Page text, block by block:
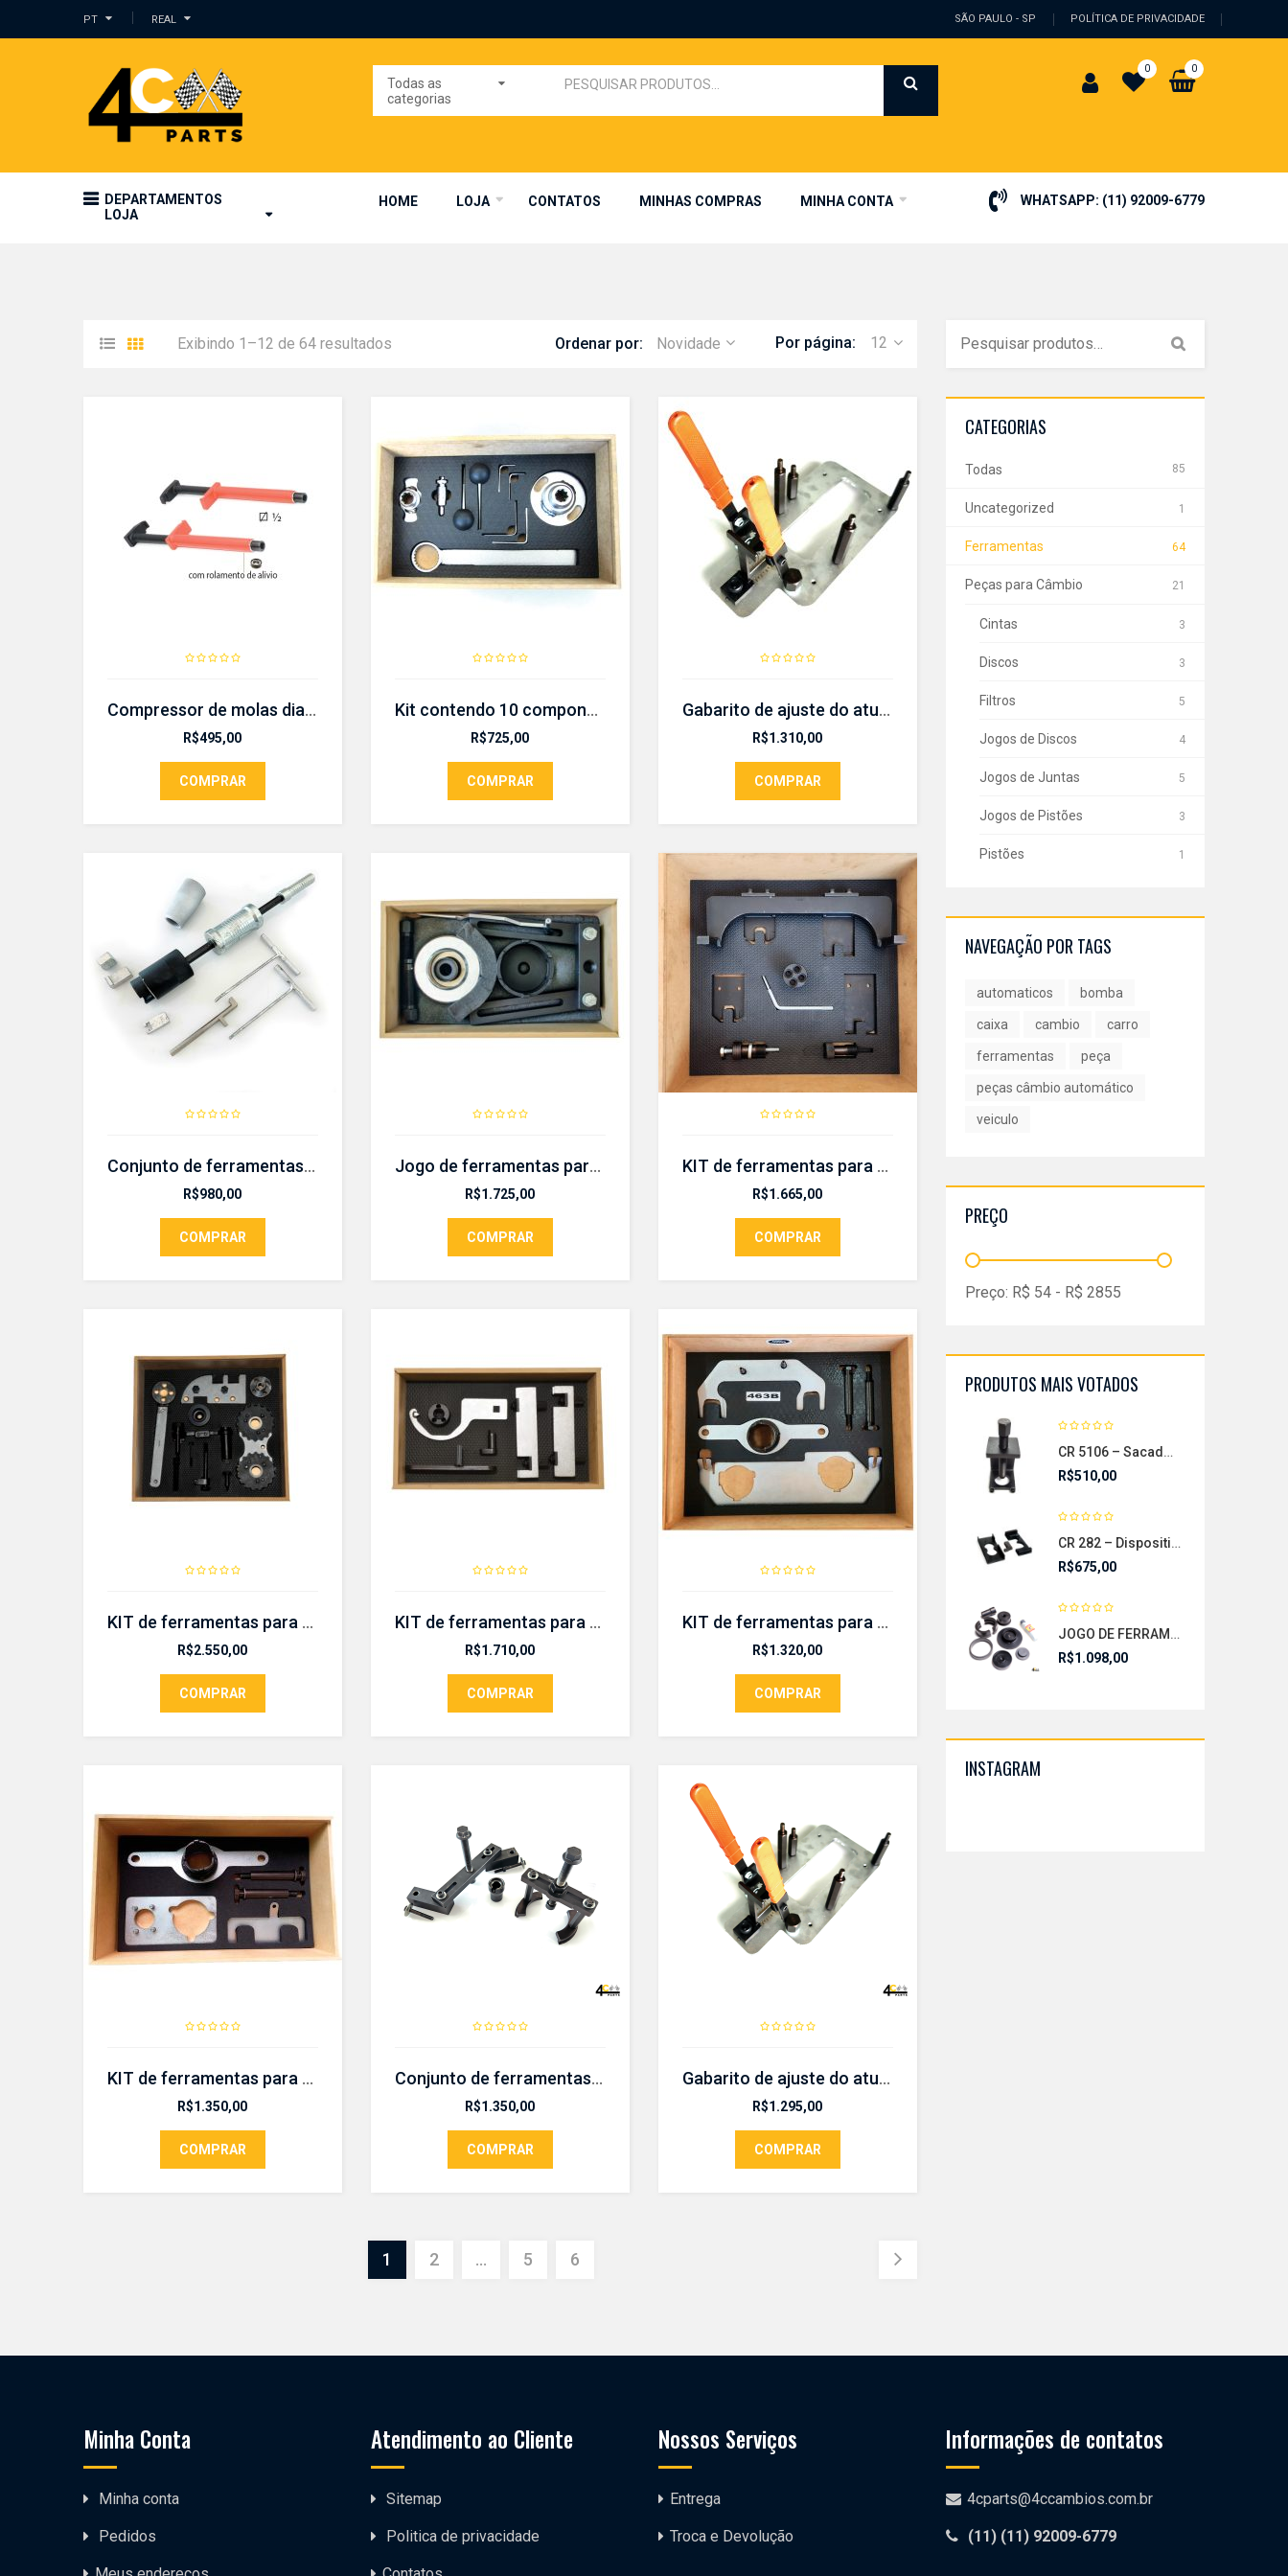
PT REAL SÃO PAULO - SP POLÍTICA DE PRIVACIDADE
Todas as
categorias
0 0
DEPARTAMENTOS
LOJA
HOME LOJA CONTATOS MINHAS COMPRAS MINHA CONTA WHATSAPP: (11) 92009-6779
Exibindo 1–12 de 64 resultados Ordenar por: Novidade Por página: 12
Compressor de molas dianteiras com rolamento de alivio – CR 94
R$495,00
COMPRAR
Kit contendo 10 componentes para sincronismo CR 600
R$725,00
COMPRAR
Gabarito de ajuste do atuador da embreagem da Transmissão d7uF- CR 650
R$1.310,00
COMPRAR
Conjunto de ferramentas para (des)montar o conjunto de dupla embreagem- CR 655
R$980,00
COMPRAR
Jogo de ferramentas para (des)montar o sistema de dupla – CR 368
R$1.725,00
COMPRAR
KIT de ferramentas para sincronismo – CR 396 KIT
R$1.665,00
COMPRAR
KIT de ferramentas para sincronismo Volvo- CR 400 kit
R$2.550,00
COMPRAR
KIT de ferramentas para sincronismo – CR 404 KIT
R$1.710,00
COMPRAR
KIT de ferramentas para sincronismo – CR 463 B
R$1.320,00
COMPRAR
KIT de ferramentas para sincronismo – CR 463 KIT
R$1.350,00
COMPRAR
Conjunto de ferramentas para desmontar e montar- CR654
R$1.350,00
COMPRAR
Gabarito de ajuste do atuador da embreagem da Transmissão d7uF1 -CR 650
R$1.295,00
COMPRAR
1 2 … 5 6
CATEGORIAS
Todas 85
Uncategorized 1
Ferramentas 64
Peças para Câmbio 21
Cintas 3
Discos 3
Filtros 5
Jogos de Discos 4
Jogos de Juntas 5
Jogos de Pistões 3
Pistões 1
NAVEGAÇÃO POR TAGS
automaticos bomba
caixa cambio carro
ferramentas peça
peças câmbio automático
veiculo
PREÇO
Preço: R$ 54 - R$ 2855
PRODUTOS MAIS VOTADOS
CR 5106 – Sacador da Bomba de Óleo
R$510,00
CR 282 – Dispositivo para extração com auxilio de prensa do conjunto de rolamentos
R$675,00
JOGO DE FERRAMENTAS PARA (DES) MONTAR CONJUNTO DE DUPLA EMBREAGEM-CR 652
R$1.098,00
INSTAGRAM
Minha Conta
Minha conta
Pedidos
Atendimento ao Cliente
Sitemap
Politica de privacidade
Nossos Serviços
Entrega
Troca e Devolução
Informações de contatos
4cparts@4ccambios.com.br
(11) (11) 92009-6779